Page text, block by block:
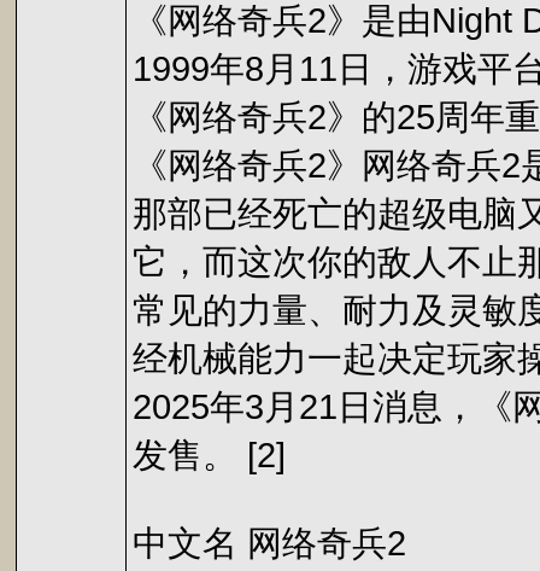
《网络奇兵2》是由
1999年8月11日，游戏平
《网络奇兵2》的25周年
《网络奇兵2》网络奇兵
那部已经死亡的超级电脑
它，而这次你的敌人不止
常见的力量、耐力及灵敏
经机械能力一起决定玩家
2025年3月21日消息，《
发售。 [2]
中文名 网络奇兵2